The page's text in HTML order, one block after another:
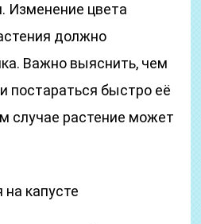
Изменение цвета
должно
Важно выяснить, чем
постараться быстро её
случае растение может
капусте